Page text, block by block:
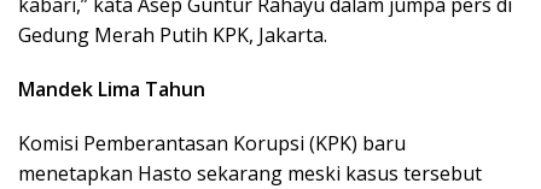
Gedung Merah Putih KPK, Jakarta.
Mandek Lima Tahun
Komisi Pemberantasan Korupsi (KPK) baru
menetapkan Hasto sekarang meski kasus tersebut